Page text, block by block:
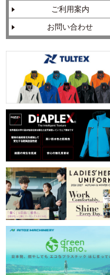
ご利用案内
お問い合わせ